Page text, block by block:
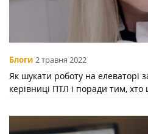
Блоги 2 травня 2022
Як шукати роботу на елеваторі
керівниці ПТЛ і поради тим, хто